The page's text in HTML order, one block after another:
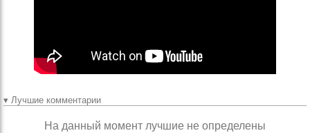
▾ Лучшие комментарии
На данный момент лучшие не определены